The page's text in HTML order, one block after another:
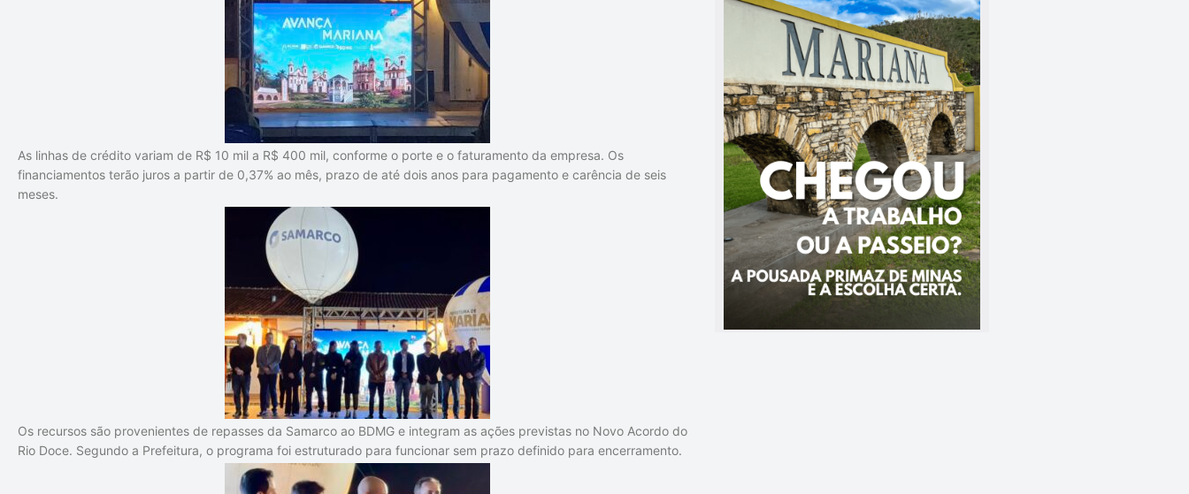
As linhas de crédito variam de R$ 10 mil a R$ 400 mil, conforme o porte e o faturamento da empresa. Os
financiamentos terão juros a partir de 0,37% ao mês, prazo de até dois anos para pagamento e carência de seis
meses.
Os recursos são provenientes de repasses da Samarco ao BDMG e integram as ações previstas no Novo Acordo do
Rio Doce. Segundo a Prefeitura, o programa foi estruturado para funcionar sem prazo definido para encerramento.